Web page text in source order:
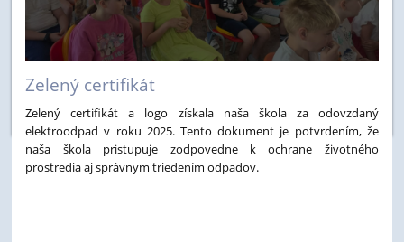
Zelený certifikát
Zelený certifikát a logo získala naša škola za odovzdaný
elektroodpad v roku 2025. Tento dokument je potvrdením, že
naša škola pristupuje zodpovedne k ochrane životného
prostredia aj správnym triedením odpadov.